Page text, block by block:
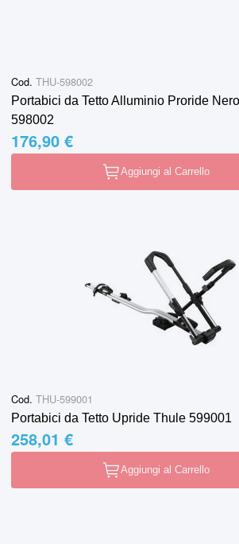
Cod. THU-598002
Portabici da Tetto Alluminio Proride
598002
176,90 €
Aggiungi al Carrello
Cod. THU-599001
Portabici da Tetto Upride Thule 599001
258,01 €
Aggiungi al Carrello